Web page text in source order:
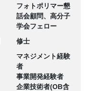
フォトポリマー懇
話会顧問、高分子
学会フェロー
修士
マネジメント経験
者
事業開発経験者
企業技術者(OB含